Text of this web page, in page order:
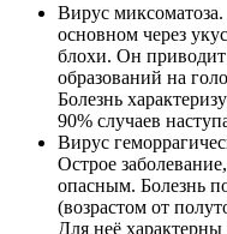
Вирус
основном через
блохи. Он
образований на
Болезнь
90% случаев
Вирус
Острое
опасным. Болезнь
(возрастом от
Для неё характерны